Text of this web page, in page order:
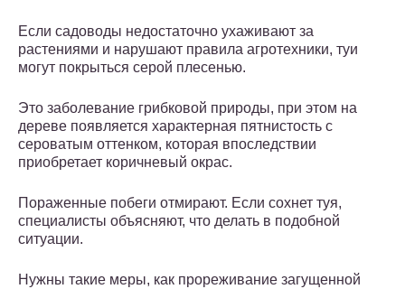
Если садоводы недостаточно ухаживают за
растениями и нарушают правила агротехники, туи
могут покрыться серой плесенью.
Это заболевание грибковой природы, при этом на
дереве появляется характерная пятнистость с
сероватым оттенком, которая впоследствии
приобретает коричневый окрас.
Пораженные побеги отмирают. Если сохнет туя,
специалисты объясняют, что делать в подобной
ситуации.
Нужны такие меры, как прореживание загущенной